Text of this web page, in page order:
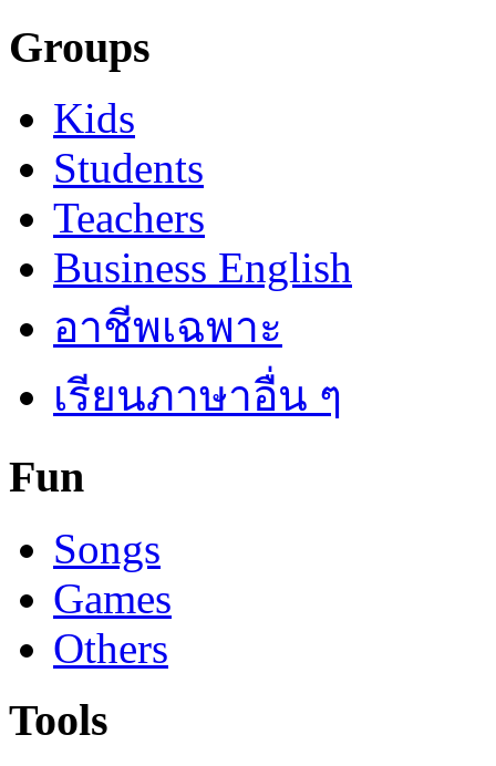
Groups
Kids
Students
Teachers
Business English
อาชีพเฉพาะ
เรียนภาษาอื่น ๆ
Fun
Songs
Games
Others
Tools